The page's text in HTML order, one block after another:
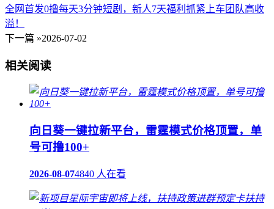
全网首发0撸每天3分钟短剧，新人7天福利抓紧上车团队高收
溢！
下一篇 »2026-07-02
相关阅读
向日葵一键拉新平台，雷霆模式价格顶置，单
号可撸100+
2026-08-074840 人在看